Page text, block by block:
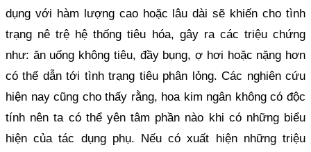
dụng với hàm lượng cao hoặc lâu dài sẽ khiến cho tình
trạng nê trệ hệ thống tiêu hóa, gây ra các triệu chứng
như: ăn uống không tiêu, đầy bụng, ợ hơi hoặc nặng hơn
có thể dẫn tới tình trạng tiêu phân lỏng. Các nghiên cứu
hiện nay cũng cho thấy rằng, hoa kim ngân không có độc
tính nên ta có thể yên tâm phần nào khi có những biểu
hiện của tác dụng phụ. Nếu có xuất hiện những triệu